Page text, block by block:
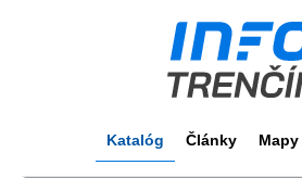
Katalóg Články Mapy